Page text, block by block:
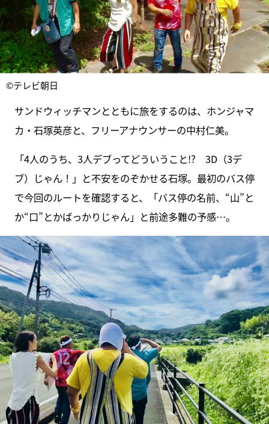
©テレビ朝日
サンドウィッチマンとともに旅をするのは、ホンジャマ
カ・石塚英彦と、フリーアナウンサーの中村仁美。
「4人のうち、3人デブってどういうこと!? 3D（3デ
ブ）じゃん！」と不安をのぞかせる石塚。最初のバス停
で今回のルートを確認すると、「バス停の名前、“山”と
か“口”とかばっかりじゃん」と前途多難の予感…。